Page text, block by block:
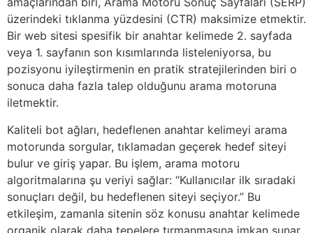
üzerindeki tıklanma yüzdesini (CTR) maksimize etmektir.
Bir web sitesi spesifik bir anahtar kelimede 2. sayfada
veya 1. sayfanın son kısımlarında listeleniyorsa, bu
pozisyonu iyileştirmenin en pratik stratejilerinden biri o
sonuca daha fazla talep olduğunu arama motoruna
iletmektir.
Kaliteli bot ağları, hedeflenen anahtar kelimeyi arama
motorunda sorgular, tıklamadan geçerek hedef siteyi
bulur ve giriş yapar. Bu işlem, arama motoru
algoritmalarına şu veriyi sağlar: “Kullanıcılar ilk sıradaki
sonuçları değil, bu hedeflenen siteyi seçiyor.” Bu
etkileşim, zamanla sitenin söz konusu anahtar kelimede
organik olarak daha tepelere tırmanmasına imkan sunar.